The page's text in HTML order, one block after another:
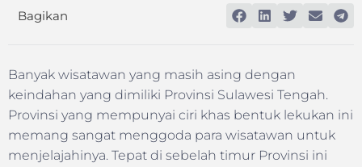
Bagikan
Banyak wisatawan yang masih asing dengan
keindahan yang dimiliki Provinsi Sulawesi Tengah.
Provinsi yang mempunyai ciri khas bentuk lekukan ini
memang sangat menggoda para wisatawan untuk
menjelajahinya. Tepat di sebelah timur Provinsi ini